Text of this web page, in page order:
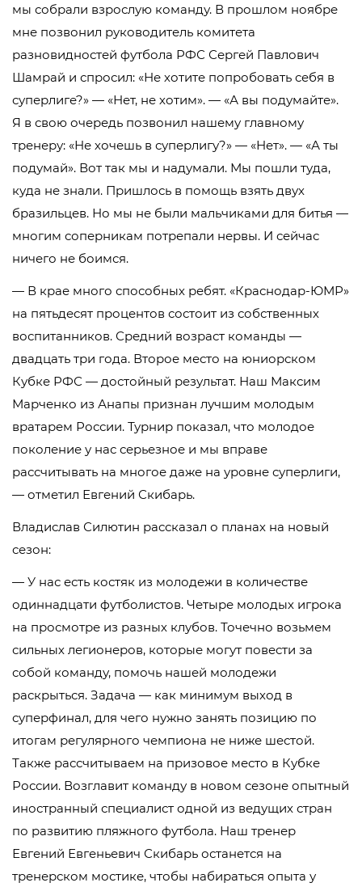
мы собрали взрослую команду. В прошлом ноябре
мне позвонил руководитель комитета
разновидностей футбола РФС Сергей Павлович
Шамрай и спросил: «Не хотите попробовать себя в
суперлиге?» — «Нет, не хотим». — «А вы подумайте».
Я в свою очередь позвонил нашему главному
тренеру: «Не хочешь в суперлигу?» — «Нет». — «А ты
подумай». Вот так мы и надумали. Мы пошли туда,
куда не знали. Пришлось в помощь взять двух
бразильцев. Но мы не были мальчиками для битья —
многим соперникам потрепали нервы. И сейчас
ничего не боимся.
— В крае много способных ребят. «Краснодар-ЮМР»
на пятьдесят процентов состоит из собственных
воспитанников. Средний возраст команды —
двадцать три года. Второе место на юниорском
Кубке РФС — достойный результат. Наш Максим
Марченко из Анапы признан лучшим молодым
вратарем России. Турнир показал, что молодое
поколение у нас серьезное и мы вправе
рассчитывать на многое даже на уровне суперлиги,
— отметил Евгений Скибарь.
Владислав Силютин рассказал о планах на новый
сезон:
— У нас есть костяк из молодежи в количестве
одиннадцати футболистов. Четыре молодых игрока
на просмотре из разных клубов. Точечно возьмем
сильных легионеров, которые могут повести за
собой команду, помочь нашей молодежи
раскрыться. Задача — как минимум выход в
суперфинал, для чего нужно занять позицию по
итогам регулярного чемпиона не ниже шестой.
Также рассчитываем на призовое место в Кубке
России. Возглавит команду в новом сезоне опытный
иностранный специалист одной из ведущих стран
по развитию пляжного футбола. Наш тренер
Евгений Евгеньевич Скибарь останется на
тренерском мостике, чтобы набираться опыта у